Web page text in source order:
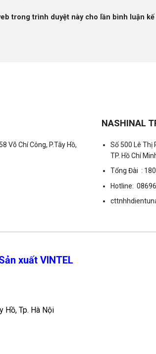
trong trình duyệt này cho lần bình luận
Võ Chí Công, P.Tây Hồ,
NASHINAL
Số 500 Lê Thị
TP. Hồ Chí
Tổng Đài :
Hotline:
xuất VINTEL
Hồ, Tp. Hà Nội